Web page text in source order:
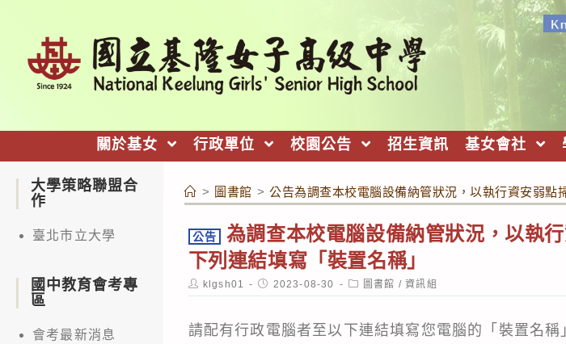
關於基女 行政單位 校園公告 招生資訊 基女會社
> 圖書館 > 公告為調查本校電腦設備納管狀況，以執行資安弱點
公告
為調查本校電腦設備納管狀況，以執
下列連結填寫「裝置名稱」
Post
author:
klgsh01
Post
published:
2023-08-30
Post
category:
圖書館 / 資訊組
請配有行政電腦者至以下連結填寫您電腦的「裝置名稱
大學策略聯盟合
作
臺北市立大學
國中教育會考專
區
會考最新消息